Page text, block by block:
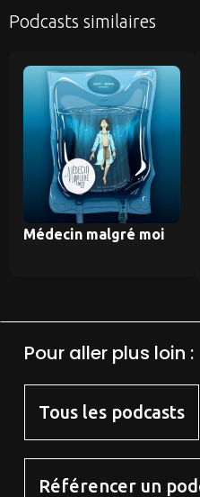
Podcasts similaires
Médecin malgré moi
Pour aller plus loin :
Tous les podcasts
Référencer un